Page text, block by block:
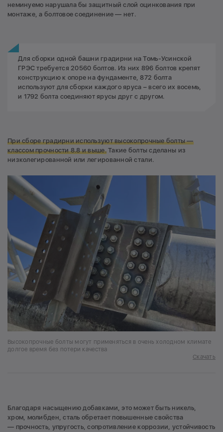
неминуемо нарушала бы защитный слой оцинкования при
монтаже, а болтовое соединение — нет.
Для сборки одной башни градирни на Томь-Усинской
ГРЭС требуется 20560 болтов. Из них 896 болтов крепят
конструкцию к опоре на фундаменте, 872 болта
используют для сборки каждого яруса – всего их восемь,
и 1792 болта соединяют ярусы друг с другом.
При сборе градирни используют высокопрочные болты —
классом прочности 8.8 и выше.Такие болты сделаны из
низколегированной или легированной стали.
Высокопрочные болты могут применяться в очень холодном климате
долгое время без потери качества
Скачать
Благодаря насыщению добавками, это может быть никель,
хром, молибден, сталь обретает повышенные свойства
— прочность, упругость, сопротивление коррозии, устойчивость